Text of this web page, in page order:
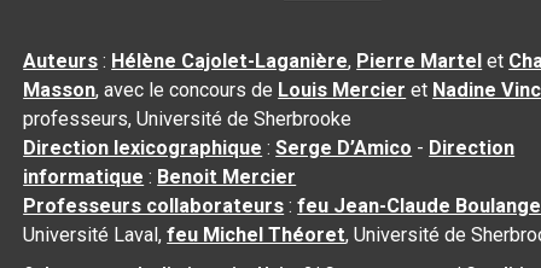
Auteurs : Hélène Cajolet-Laganière, Pierre Martel et
Masson, avec le concours de Louis Mercier et Nadine
professeurs, Université de Sherbrooke
Direction lexicographique :Serge D’Amico - Direction
informatique : Benoit Mercier
Professeurs collaborateurs :feu Jean-Claude
Université Laval,feu Michel Théoret, Université de